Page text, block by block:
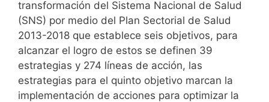
transformación del Sistema Nacional de Salud
(SNS) por medio del Plan Sectorial de Salud
2013-2018 que establece seis objetivos, para
alcanzar el logro de estos se definen 39
estrategias y 274 líneas de acción, las
estrategias para el quinto objetivo marcan la
implementación de acciones para optimizar la